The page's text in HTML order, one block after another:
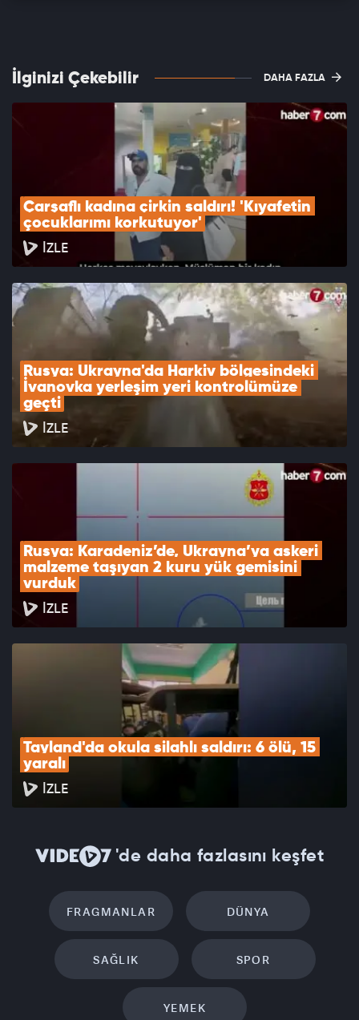
İlginizi Çekebilir DAHA FAZLA
Çarşaflı kadına çirkin saldırı! 'Kıyafetin
çocuklarımı korkutuyor'
İZLE
Rusya: Ukrayna'da Harkiv bölgesindeki
İvanovka yerleşim yeri kontrolümüze
geçti
İZLE
Rusya: Karadeniz’de, Ukrayna’ya askeri
malzeme taşıyan 2 kuru yük gemisini
vurduk
İZLE
Tayland'da okula silahlı saldırı: 6 ölü, 15
yaralı
İZLE
'de daha fazlasını keşfet
FRAGMANLAR DÜNYA
SAĞLIK SPOR
YEMEK